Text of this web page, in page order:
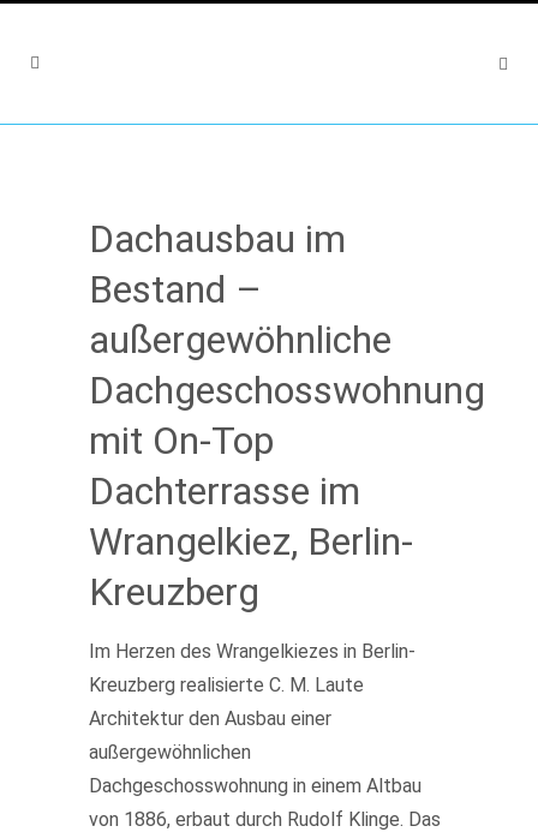
Dachausbau im
Bestand –
außergewöhnliche
Dachgeschosswohnung
mit On-Top
Dachterrasse im
Wrangelkiez, Berlin-
Kreuzberg
Im Herzen des Wrangelkiezes in Berlin-
Kreuzberg realisierte C. M. Laute
Architektur den Ausbau einer
außergewöhnlichen
Dachgeschosswohnung in einem Altbau
von 1886, erbaut durch Rudolf Klinge. Das